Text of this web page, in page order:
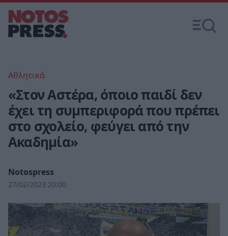
Αθλητικά
«Στον Αστέρα, όποιο παιδί δεν
έχει τη συμπεριφορά που πρέπει
στο σχολείο, φεύγει από την
Ακαδημία»
Notospress
27/02/2023 20:00